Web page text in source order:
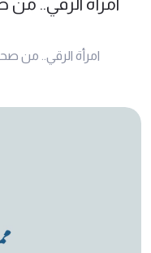
امرأة الرقي.. من